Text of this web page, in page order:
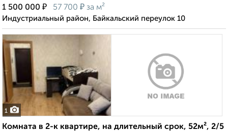
1 500 000 ₽ 57 700 ₽ за м²
Индустриальный район, Байкальский переулок 10
1
Комната в 2-к квартире, на длительный срок, 52м², 2/5